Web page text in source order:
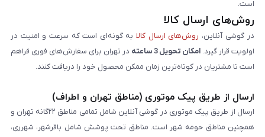
است.
روش‌های ارسال کالا
در گوشی آنلاین، روش‌های ارسال کالا به گونه‌ای است که سرعت و امنیت در
اولویت قرار گیرد. امکان تحویل 3 ساعته
در تهران برای سفارش‌های فوری فراهم
است تا مشتریان در کوتاه‌ترین زمان ممکن محصول خود را دریافت کنند.
ارسال از طریق پیک موتوری (مناطق تهران و اطراف)
ارسال از طریق پیک موتوری در گوشی آنلاین شامل تمامی مناطق ۲۲گانه تهران و
همچنین مناطق حومه شهر است. مناطق تحت پوشش شامل باقرشهر، شهرری،